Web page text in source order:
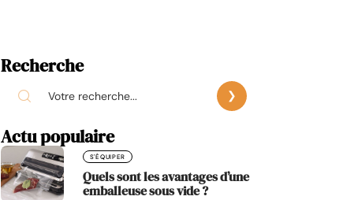
Recherche
Actu populaire
S'ÉQUIPER
Quels sont les avantages d’une
emballeuse sous vide ?